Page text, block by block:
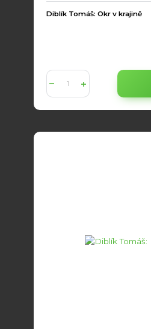
Diblík Tomáš: Okr v krajině